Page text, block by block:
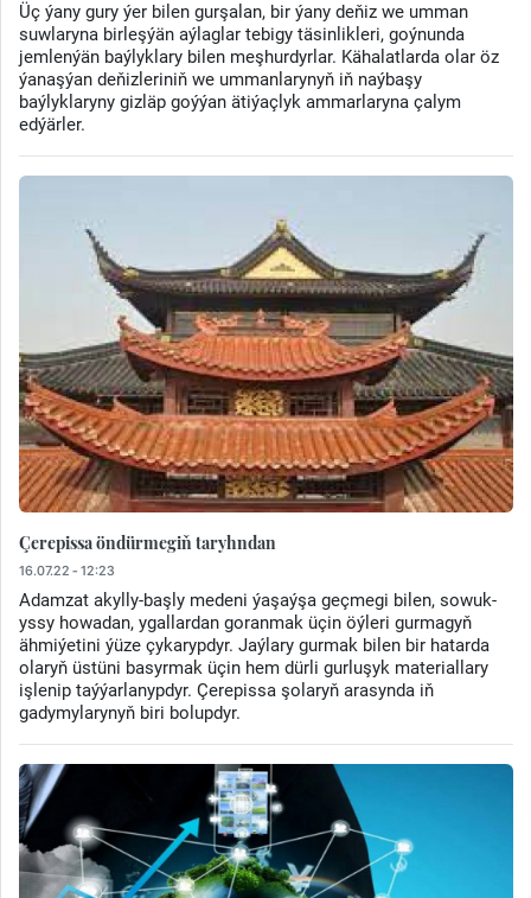
Üç ýany gury ýer bilen gurşalan, bir ýany deňiz we umman
suwlaryna birleşýän aýlaglar tebigy täsinlikleri, goýnunda
jemlenýän baýlyklary bilen meşhurdyrlar. Kähalatlarda olar öz
ýanaşýan deňizleriniň we ummanlarynyň iň naýbaşy
baýlyklaryny gizläp goýýan ätiýaçlyk ammarlaryna çalym
edýärler.
Çerepissa öndürmegiň taryhndan
16.07.22 - 12:23
Adamzat akylly-başly medeni ýaşaýşa geçmegi bilen, sowuk-
yssy howadan, ygallardan goranmak üçin öýleri gurmagyň
ähmiýetini ýüze çykarypdyr. Jaýlary gurmak bilen bir hatarda
olaryň üstüni basyrmak üçin hem dürli gurluşyk materiallary
işlenip taýýarlanypdyr. Çerepissa şolaryň arasynda iň
gadymylarynyň biri bolupdyr.